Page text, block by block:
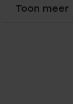
Toon meer